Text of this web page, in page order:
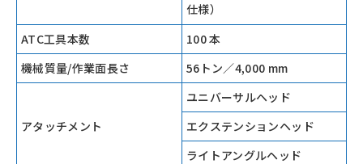
仕様）
ATC工具本数
100 本
機械質量/作業面長さ
56トン／4,000 mm
アタッチメント
ユニバーサルヘッド
エクステンションヘッド
ライトアングルヘッド